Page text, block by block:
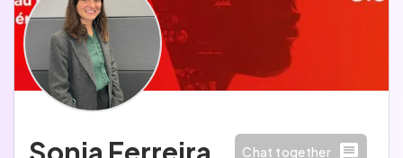
Chat together